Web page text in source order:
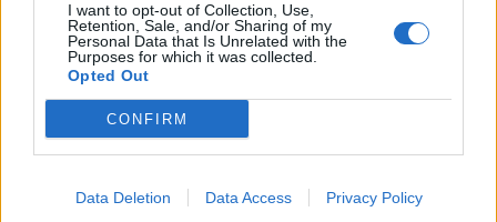
I want to opt-out of Collection, Use,
Retention, Sale, and/or Sharing of my
Personal Data that Is Unrelated with the
Purposes for which it was collected.
Opted Out
CONFIRM
Data Deletion Data Access Privacy Policy